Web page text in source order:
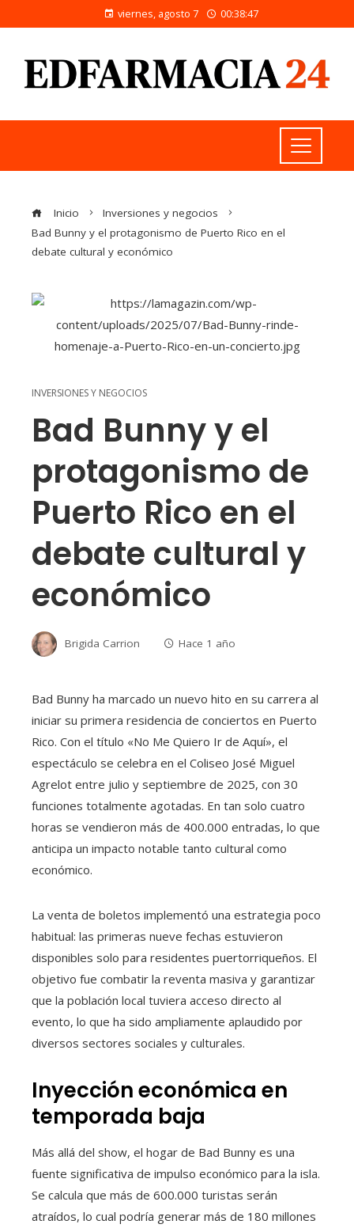
viernes, agosto 7 00:38:48
Inicio
Inversiones y negocios
Bad Bunny y el protagonismo de Puerto Rico en el
debate cultural y económico
INVERSIONES Y NEGOCIOS
Bad Bunny y el
protagonismo de
Puerto Rico en el
debate cultural y
económico
Brigida Carrion Hace 1 año
Bad Bunny ha marcado un nuevo hito en su carrera al
iniciar su primera residencia de conciertos en Puerto
Rico. Con el título «No Me Quiero Ir de Aquí», el
espectáculo se celebra en el Coliseo José Miguel
Agrelot entre julio y septiembre de 2025, con 30
funciones totalmente agotadas. En tan solo cuatro
horas se vendieron más de 400.000 entradas, lo que
anticipa un impacto notable tanto cultural como
económico.
La venta de boletos implementó una estrategia poco
habitual: las primeras nueve fechas estuvieron
disponibles solo para residentes puertorriqueños. El
objetivo fue combatir la reventa masiva y garantizar
que la población local tuviera acceso directo al
evento, lo que ha sido ampliamente aplaudido por
diversos sectores sociales y culturales.
Inyección económica en
temporada baja
Más allá del show, el hogar de Bad Bunny es una
fuente significativa de impulso económico para la isla.
Se calcula que más de 600.000 turistas serán
atraídos, lo cual podría generar más de 180 millones